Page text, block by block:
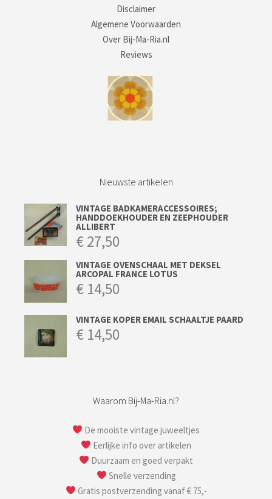
Disclaimer
Algemene Voorwaarden
Over Bij-Ma-Ria.nl
Reviews
Nieuwste artikelen
VINTAGE BADKAMERACCESSOIRES;
HANDDOEKHOUDER EN ZEEPHOUDER
ALLIBERT
€27,50
VINTAGE OVENSCHAAL MET DEKSEL
ARCOPAL FRANCE LOTUS
€ 14,50
VINTAGE KOPER EMAIL SCHAALTJE PAARD
€ 14,50
Waarom Bij-Ma-Ria.nl?
De mooiste vintage juweeltjes
Eerlijke info over artikelen
Duurzaam en goed verpakt
Snelle verzending
Gratis postverzending vanaf € 75,-